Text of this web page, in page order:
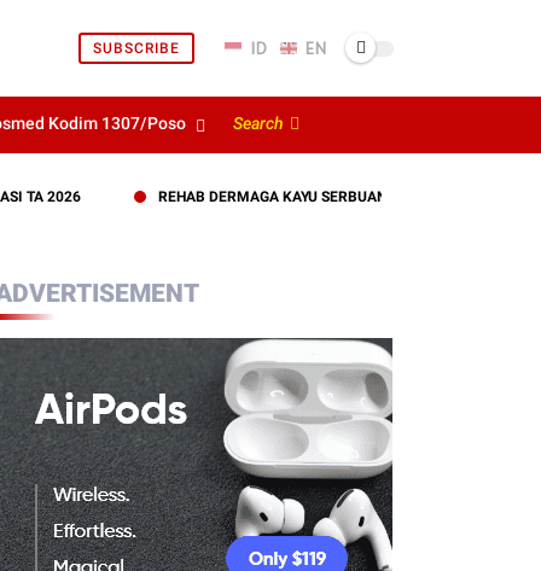
SUBSCRIBE
Kodim 1307/Poso Search
REHAB DERMAGA KAYU SERBUAN TERITORIAL KODIM 1307/